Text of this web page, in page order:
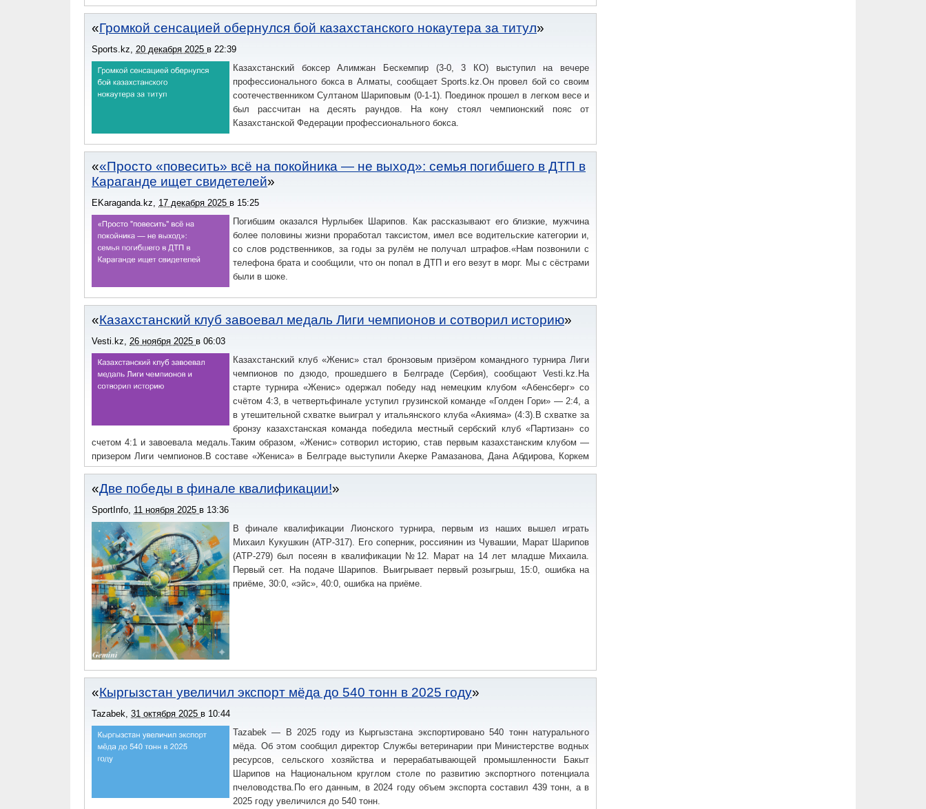
Громкой сенсацией обернулся бой казахстанского нокаутера за титул
Sports.kz, 20 декабря 2025 в 22:39
Казахстанский боксер Алимжан Бескемпир (3-0, 3 КО) выступил на вечере
профессионального бокса в Алматы, сообщает Sports.kz.Он провел бой со своим
соотечественником Султаном Шариповым (0-1-1). Поединок прошел в легком весе и
был рассчитан на десять раундов. На кону стоял чемпионский пояс от
Казахстанской Федерации профессионального бокса.
«Просто «повесить» всё на покойника — не выход»: семья погибшего в ДТП в
Караганде ищет свидетелей
EKaraganda.kz, 17 декабря 2025 в 15:25
Погибшим оказался Нурлыбек Шарипов. Как рассказывают его близкие, мужчина
более половины жизни проработал таксистом, имел все водительские категории и,
со слов родственников, за годы за рулём не получал штрафов.«Нам позвонили с
телефона брата и сообщили, что он попал в ДТП и его везут в морг. Мы с сёстрами
были в шоке.
Казахстанский клуб завоевал медаль Лиги чемпионов и сотворил историю
Vesti.kz, 26 ноября 2025 в 06:03
Казахстанский клуб «Женис» стал бронзовым призёром командного турнира Лиги
чемпионов по дзюдо, прошедшего в Белграде (Сербия), сообщают Vesti.kz.На
старте турнира «Женис» одержал победу над немецким клубом «Абенсберг» со
счётом 4:3, в четвертьфинале уступил грузинской команде «Голден Гори» — 2:4, а
в утешительной схватке выиграл у итальянского клуба «Акияма» (4:3).В схватке за
бронзу казахстанская команда победила местный сербский клуб «Партизан» со
счетом 4:1 и завоевала медаль.Таким образом, «Женис» сотворил историю, став первым казахстанским клубом —
призером Лиги чемпионов.В составе «Жениса» в Белграде выступили Акерке Рамазанова, Дана Абдирова, Коркем
Орымбек, Аида Тойшибекова, а также чемпион мира 2022 и бронзовый призер Олимпийских игр Музаффарбек
Туробоев, Шахрам Ахадов, Айдар Арапов, Адиль Оразбаев, Ансарбек Гайнуллин и Шахзодхуджа
Шарипов.Победителем же второй год подряд стал клуб «Пари Сен-Жермен», за который выступали действующие
чемпионы мира и Олимпийских игр.European Club Championships Champions League является одним из самых
престижных командных турниров мирового дзюдо.
Две победы в финале квалификации!
SportInfo, 11 ноября 2025 в 13:36
В финале квалификации Лионского турнира, первым из наших вышел играть
Михаил Кукушкин (АТР-317). Его соперник, россиянин из Чувашии, Марат Шарипов
(АТР-279) был посеян в квалификации №12. Марат на 14 лет младше Михаила.
Первый сет. На подаче Шарипов. Выигрывает первый розыгрыш, 15:0, ошибка на
приёме, 30:0, «эйс», 40:0, ошибка на приёме.
Кыргызстан увеличил экспорт мёда до 540 тонн в 2025 году
Tazabek, 31 октября 2025 в 10:44
Tazabek — В 2025 году из Кыргызстана экспортировано 540 тонн натурального
мёда. Об этом сообщил директор Службы ветеринарии при Министерстве водных
ресурсов, сельского хозяйства и перерабатывающей промышленности Бакыт
Шарипов на Национальном круглом столе по развитию экспортного потенциала
пчеловодства.По его данным, в 2024 году объем экспорта составил 439 тонн, а в
2025 году увеличился до 540 тонн.